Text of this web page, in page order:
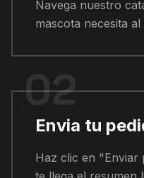
Navega nuestro
mascota necesita
02
Envia tu
Haz clic en "Enviar